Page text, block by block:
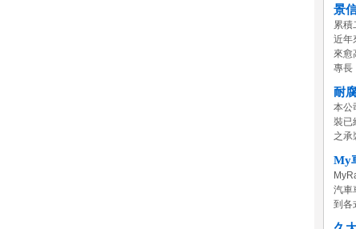
景
累積
近年
來愈
專長
耐
本公
裝已
之承
My
汽車
到各